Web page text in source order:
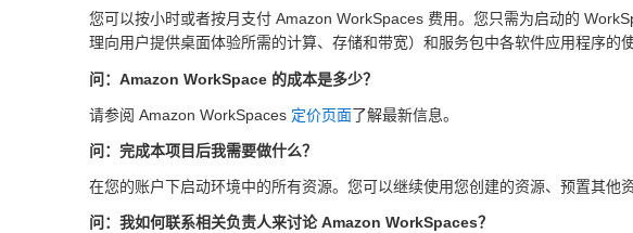
您可以按小时或者按月支付 Amazon WorkSpaces 费用。您只需为启动的
理向用户提供桌面体验所需的计算、存储和带宽）和服务包中各软件应用程序的
问：Amazon WorkSpace 的成本是多少？
请参阅 Amazon WorkSpaces 定价页面了解最新信息。
问：完成本项目后我需要做什么？
在您的账户下启动环境中的所有资源。您可以继续使用您创建的资源、预置其他
问：我如何联系相关负责人来讨论 Amazon WorkSpaces？